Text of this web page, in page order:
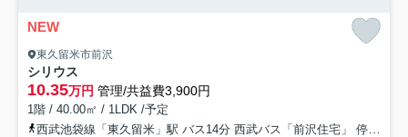
NEW
東久留米市前沢
シリウス
10.35万円 管理/共益費3,900円
1階 / 40.00㎡ / 1LDK /予定
西武池袋線「東久留米」駅 バス14分 西武バス「前沢住宅」 停歩7分